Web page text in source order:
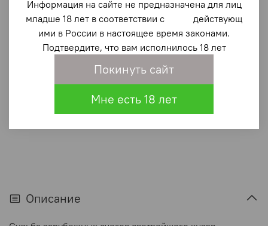
В избранное
360 ₽
В корзину
Описание
Информация на сайте не предназначена для лиц
младше 18 лет в соответствии с действующ
ими в России в настоящее время законами.
Подтвердите, что вам исполнилось 18 лет
Покинуть сайт
Мне есть 18 лет